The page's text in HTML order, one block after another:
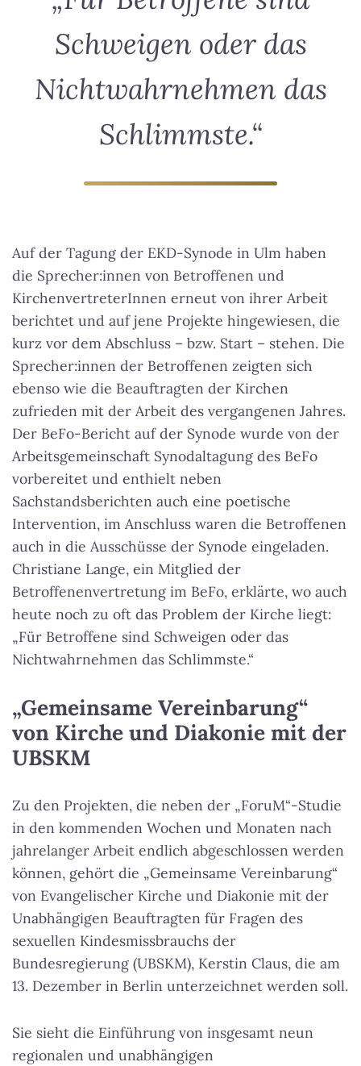
Schweigen oder das
Nichtwahrnehmen das
Schlimmste.“
Auf der Tagung der EKD-Synode in Ulm haben
die Sprecher:innen von Betroffenen und
KirchenvertreterInnen erneut von ihrer Arbeit
berichtet und auf jene Projekte hingewiesen, die
kurz vor dem Abschluss – bzw. Start – stehen. Die
Sprecher:innen der Betroffenen zeigten sich
ebenso wie die Beauftragten der Kirchen
zufrieden mit der Arbeit des vergangenen Jahres.
Der BeFo-Bericht auf der Synode wurde von der
Arbeitsgemeinschaft Synodaltagung des BeFo
vorbereitet und enthielt neben
Sachstandsberichten auch eine poetische
Intervention, im Anschluss waren die Betroffenen
auch in die Ausschüsse der Synode eingeladen.
Christiane Lange, ein Mitglied der
Betroffenenvertretung im BeFo, erklärte, wo auch
heute noch zu oft das Problem der Kirche liegt:
„Für Betroffene sind Schweigen oder das
Nichtwahrnehmen das Schlimmste.“
„Gemeinsame Vereinbarung“
von Kirche und Diakonie mit der
UBSKM
Zu den Projekten, die neben der „ForuM“-Studie
in den kommenden Wochen und Monaten nach
jahrelanger Arbeit endlich abgeschlossen werden
können, gehört die „Gemeinsame Vereinbarung“
von Evangelischer Kirche und Diakonie mit der
Unabhängigen Beauftragten für Fragen des
sexuellen Kindesmissbrauchs der
Bundesregierung (UBSKM), Kerstin Claus, die am
13. Dezember in Berlin unterzeichnet werden soll.
Sie sieht die Einführung von insgesamt neun
regionalen und unabhängigen